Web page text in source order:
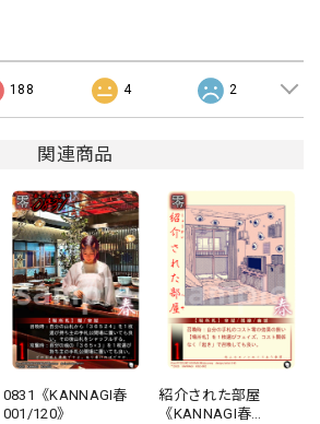
188 4 2
関連商品
0831《KANNAGI春
001/120》
紹介された部屋
《KANNAGI春